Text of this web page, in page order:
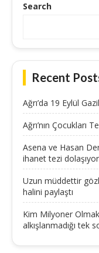
Search
Recent
Ağrı’da 19 Eylül
Ağrı’nın Çocukları
Asena ve Hasan
ihanet tezi dolaşıyor
Uzun müddettir
halini paylaştı
Kim Milyoner Olmak
alkışlanmadığı tek